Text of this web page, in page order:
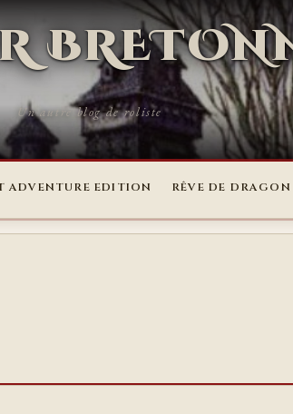
Un autre blog de roliste
ADVENTURE EDITION RÊVE DE DRAGON